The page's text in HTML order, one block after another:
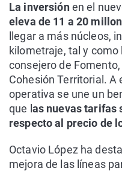
La inversiónen el
eleva de 11 a 20
llegar a más núcleos,
kilometraje, tal y como
consejero de
Cohesión Territorial.A
operativa se une un
que l as nuevas tarifas
respecto al precio de
Octavio López ha
mejora de las líneas